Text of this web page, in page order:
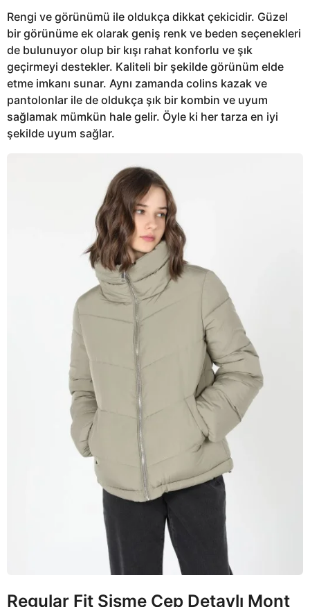
Rengi ve görünümü ile oldukça dikkat çekicidir. Güzel
bir görünüme ek olarak geniş renk ve beden seçenekleri
de bulunuyor olup bir kışı rahat konforlu ve şık
geçirmeyi destekler. Kaliteli bir şekilde görünüm elde
etme imkanı sunar. Aynı zamanda colins kazak ve
pantolonlar ile de oldukça şık bir kombin ve uyum
sağlamak mümkün hale gelir. Öyle ki her tarza en iyi
şekilde uyum sağlar.
Regular Fit Şişme Cep Detaylı Mont